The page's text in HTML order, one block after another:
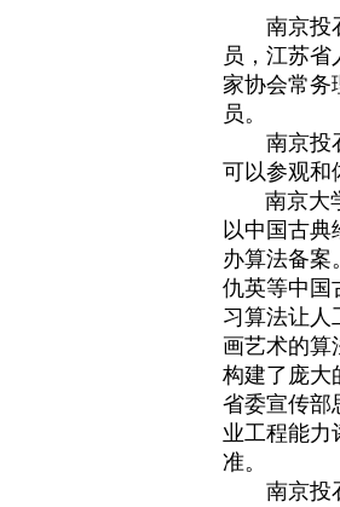
南京投石
员，江苏
家协会常务
员。
南京投石
可以参观和
南京大学
以中国古典
办算法备案
仇英等中国
习算法让人
画艺术的算
构建了庞大
省委宣传部
业工程能力
准。
南京投石